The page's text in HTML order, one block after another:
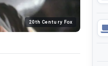
20th Century Fox